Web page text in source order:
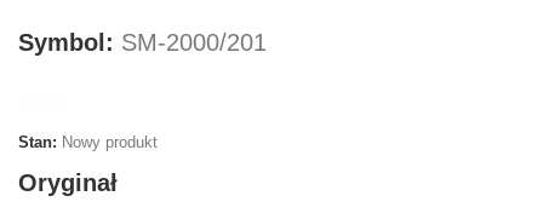
Symbol: SM-2000/201
Stan: Nowy produkt
Oryginał